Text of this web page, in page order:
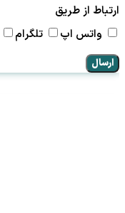
ارتباط از طریق
واتس اپ
تلگرام
ارسال